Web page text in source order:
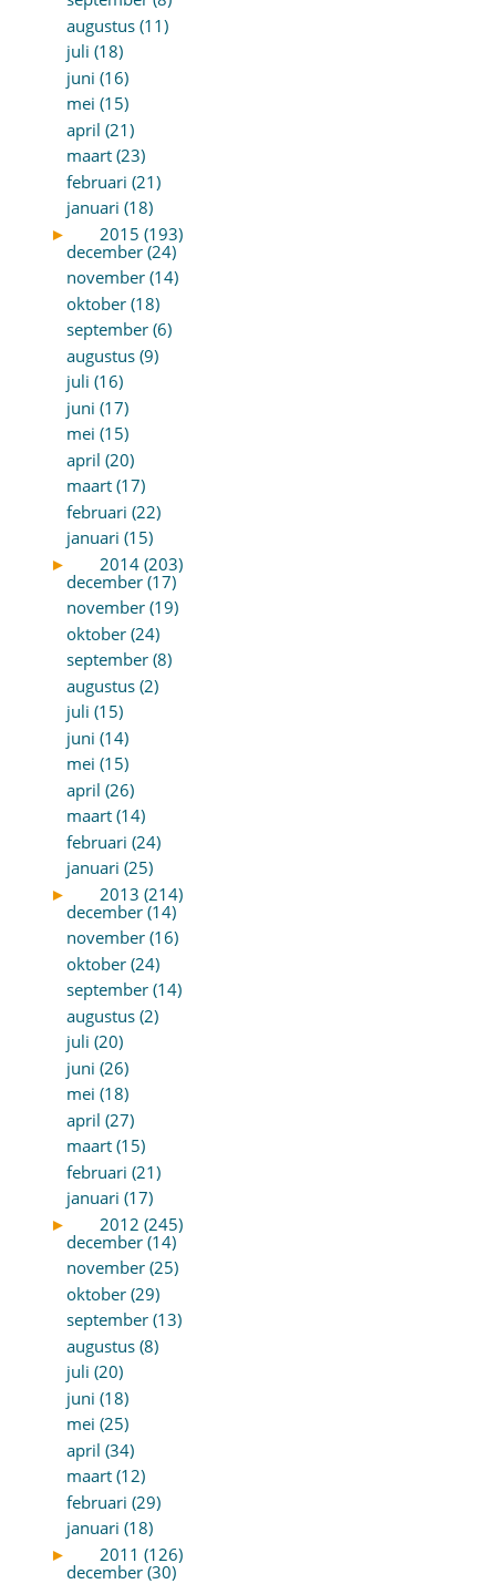
augustus (11)
juli (18)
juni (16)
mei (15)
april (21)
maart (23)
februari (21)
januari (18)
►
2015 (193)
december (24)
november (14)
oktober (18)
september (6)
augustus (9)
juli (16)
juni (17)
mei (15)
april (20)
maart (17)
februari (22)
januari (15)
►
2014 (203)
december (17)
november (19)
oktober (24)
september (8)
augustus (2)
juli (15)
juni (14)
mei (15)
april (26)
maart (14)
februari (24)
januari (25)
►
2013 (214)
december (14)
november (16)
oktober (24)
september (14)
augustus (2)
juli (20)
juni (26)
mei (18)
april (27)
maart (15)
februari (21)
januari (17)
►
2012 (245)
december (14)
november (25)
oktober (29)
september (13)
augustus (8)
juli (20)
juni (18)
mei (25)
april (34)
maart (12)
februari (29)
januari (18)
►
2011 (126)
december (30)